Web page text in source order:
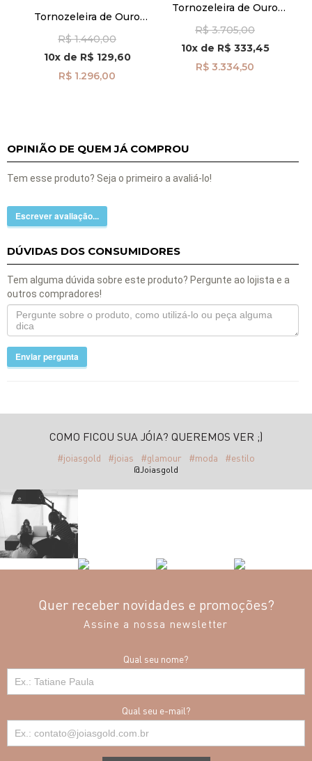
Tornozeleira de Ouro
0,9mm com 24cm
to00374
R$ 1.440,00
10xde R$ 129,60
R$ 1.296,00
Tornozeleira de Ouro
de 25cm to00401
R$ 3.705,00
10xde R$ 333,45
R$ 3.334,50
OPINIÃO DE QUEM JÁ COMPROU
Tem esse produto? Seja o primeiro a avaliá-lo!
Escrever avaliação...
DÚVIDAS DOS CONSUMIDORES
Tem alguma dúvida sobre este produto? Pergunte ao lojista e a
outros compradores!
Enviar pergunta
COMO FICOU SUA JÓIA? QUEREMOS VER ;)
#joiasgold #joias #glamour #moda #estilo
@Joiasgold
Quer receber novidades e promoções?
Assine a nossa newsletter
Qual seu nome?
Qual seu e-mail?